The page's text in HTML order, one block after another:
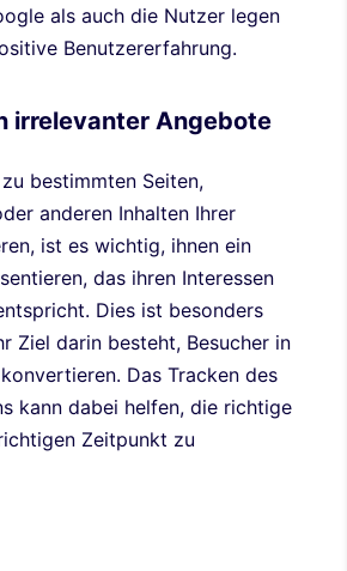
als auch die Nutzer legen
Benutzererfahrung.
irrelevanter Angebote
bestimmten Seiten,
anderen Inhalten Ihrer
ist es wichtig, ihnen ein
das ihren Interessen
Dies ist besonders
Ziel darin besteht, Besucher in
Das Tracken des
kann dabei helfen, die richtige
Zeitpunkt zu